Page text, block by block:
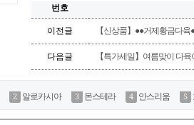
번호
이전글
【신상품】●●거제황금다
다음글 【특가세일】여름맞이 다
알로카시아 몬스테라 안스리움